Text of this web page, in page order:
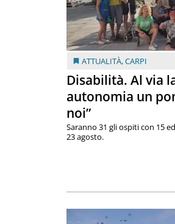
ATTUALITÀ,CARPI
Disabilità. Al via
autonomia un
noi”
Saranno 31 gli ospiti con 15
23 agosto.